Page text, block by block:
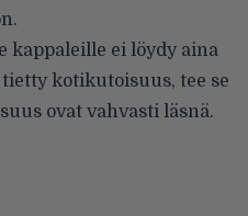
kappaleille ei löydy aina
kotikutoisuus, tee se
ovat vahvasti läsnä.